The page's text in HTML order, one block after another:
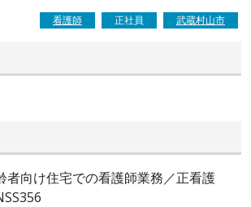
看護師 正社員 武蔵村山市
者向け住宅での看護師業務／正看護